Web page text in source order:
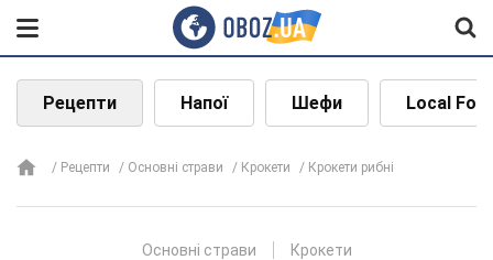
Рецепти Напої Шефи Local
Рецепти Основні страви Крокети Крокети рибні
Основні страви Крокети